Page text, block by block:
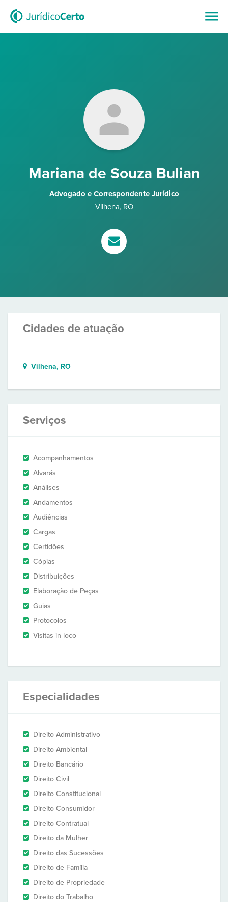
Mariana de Souza Bulian
Advogado e Correspondente Jurídico
Vilhena, RO
Cidades de atuação
Vilhena, RO
Serviços
Acompanhamentos
Alvarás
Análises
Andamentos
Audiências
Cargas
Certidões
Cópias
Distribuições
Elaboração de Peças
Guias
Protocolos
Visitas in loco
Especialidades
Direito Administrativo
Direito Ambiental
Direito Bancário
Direito Civil
Direito Constitucional
Direito Consumidor
Direito Contratual
Direito da Mulher
Direito das Sucessões
Direito de Família
Direito de Propriedade
Direito do Trabalho